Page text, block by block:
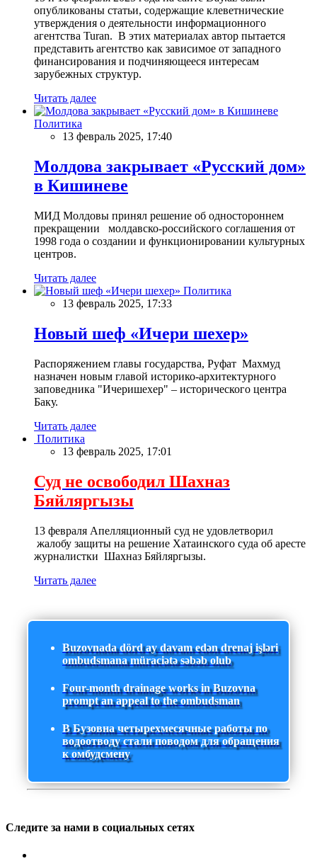
опубликованы статьи, содержащие клеветнические
утверждения о деятельности информационного
агентства Turan. В этих материалах автор пытается
представить агентство как зависимое от западного
финансирования и подчиняющееся интересам
зарубежных структур.
Читать далее
Политика
13 февраль 2025, 17:40
Молдова закрывает «Русский дом»
в Кишиневе
МИД Молдовы принял решение об одностороннем
прекращении молдавско-российского соглашения от
1998 года о создании и функционировании культурных
центров.
Читать далее
Политика
13 февраль 2025, 17:33
Новый шеф «Ичери шехер»
Распоряжением главы государства, Руфат Махмуд
назначен новым главой историко-архитектурного
заповедника "Ичеришехер" – исторического центра
Баку.
Читать далее
Политика
13 февраль 2025, 17:01
Суд не освободил Шахназ
Бяйляргызы
13 февраля Апелляционный суд не удовлетворил
жалобу защиты на решение Хатаинского суда об аресте
журналистки Шахназ Бяйляргызы.
Читать далее
Buzovnada dörd ay davam edən drenaj işləri
ombudsmana müraciətə səbəb olub
Four-month drainage works in Buzovna
prompt an appeal to the ombudsman
В Бузовна четырехмесячные работы по
водоотводу стали поводом для обращения
к омбудсмену
Следите за нами в социальных сетях